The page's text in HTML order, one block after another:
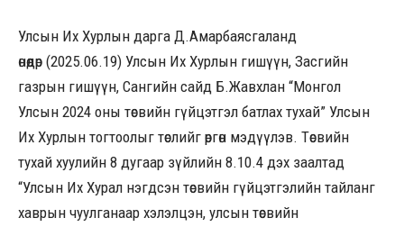
Улсын Их Хурлын дарга Д.Амарбаясгаланд
өнөөдөр (2025.06.19) Улсын Их Хурлын гишүүн, Засгийн
газрын гишүүн, Сангийн сайд Б.Жавхлан “Монгол
Улсын 2024 оны төсвийн гүйцэтгэл батлах тухай” Улсын
Их Хурлын тогтоолыг төслийг өргөн мэдүүлэв. Төсвийн
тухай хуулийн 8 дугаар зүйлийн 8.10.4 дэх заалтад
“Улсын Их Хурал нэгдсэн төсвийн гүйцэтгэлийн тайланг
хаврын чуулганаар хэлэлцэн, улсын төсвийн